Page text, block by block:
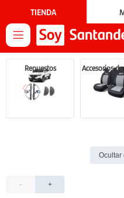
TIENDA

Repuestos Accesorios
Ocultar
- +